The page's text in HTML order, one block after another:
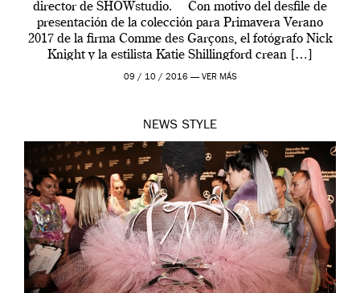
director de SHOWstudio. Con motivo del desfile de
presentación de la colección para Primavera Verano
2017 de la firma Comme des Garçons, el fotógrafo Nick
Knight y la estilista Katie Shillingford crean […]
09 / 10 / 2016 — VER MÁS
NEWS STYLE